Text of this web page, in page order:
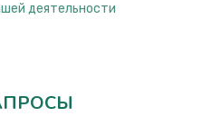
деятельности